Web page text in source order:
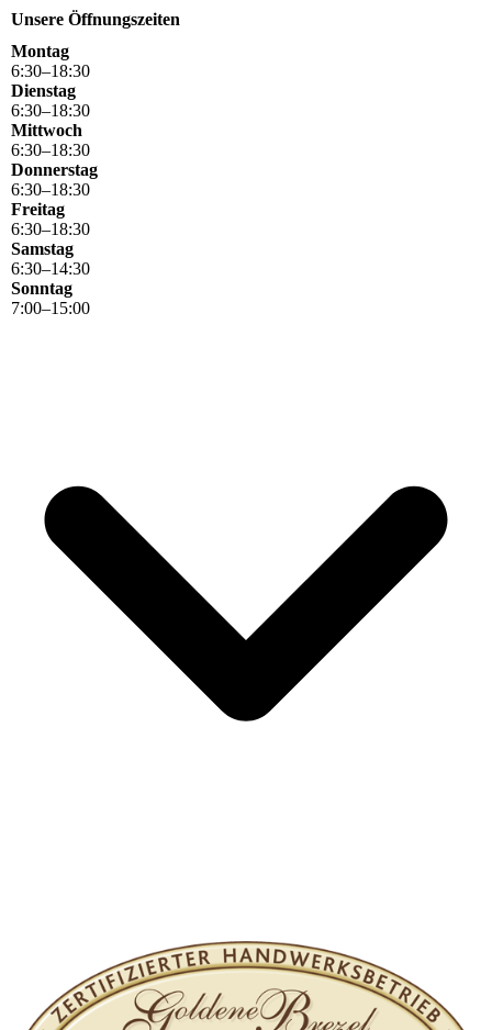
Unsere Öffnungszeiten
Montag
6:30–18:30
Dienstag
6:30–18:30
Mittwoch
6:30–18:30
Donnerstag
6:30–18:30
Freitag
6:30–18:30
Samstag
6:30–14:30
Sonntag
7:00–15:00